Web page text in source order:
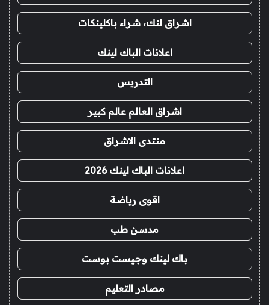
اشراق لنك، شراء باكلينكات
اعلانات الباك لينك
التدريس
اشراق العالم عالم كبير
منتدى الاشراق
اعلانات الباك لينك 2026
اقوى رياضة
مدسن طب
باك لينك وجيست بوست
مصادر التعليم